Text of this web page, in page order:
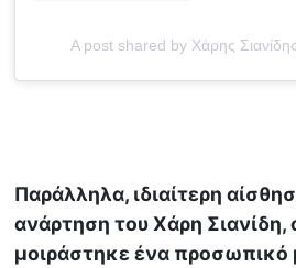
A post shared by Χάρης
Παράλληλα, ιδιαίτερη
ανάρτηση του Χάρη Σιανίδη,
μοιράστηκε ένα προσωπικό